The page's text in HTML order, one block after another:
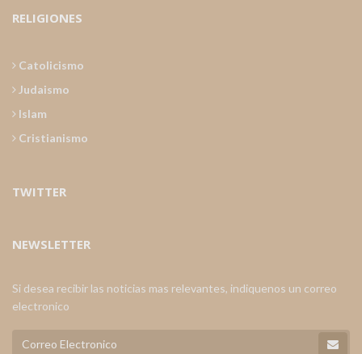
RELIGIONES
Catolicismo
Judaismo
Islam
Cristianismo
TWITTER
NEWSLETTER
Si desea recibir las noticias mas relevantes, indiquenos un correo
electronico